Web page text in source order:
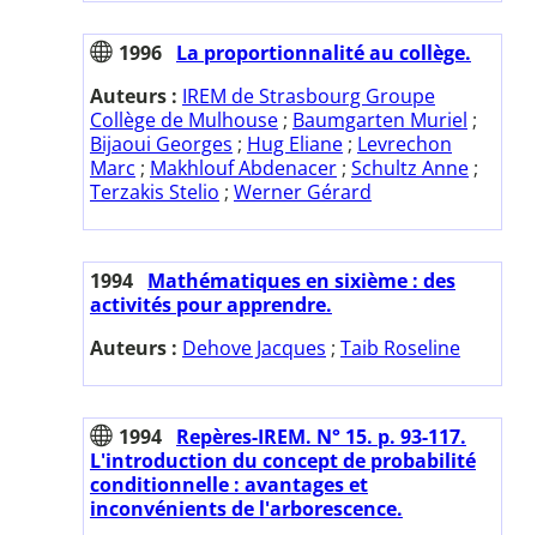
1996 La proportionnalité au collège.
Auteurs : IREM de Strasbourg Groupe
Collège de Mulhouse ; Baumgarten Muriel ;
Bijaoui Georges ; Hug Eliane ; Levrechon
Marc ; Makhlouf Abdenacer ; Schultz Anne ;
Terzakis Stelio ; Werner Gérard
1994 Mathématiques en sixième : des
activités pour apprendre.
Auteurs : Dehove Jacques ; Taib Roseline
1994 Repères-IREM. N° 15. p. 93-117.
L'introduction du concept de probabilité
conditionnelle : avantages et
inconvénients de l'arborescence.